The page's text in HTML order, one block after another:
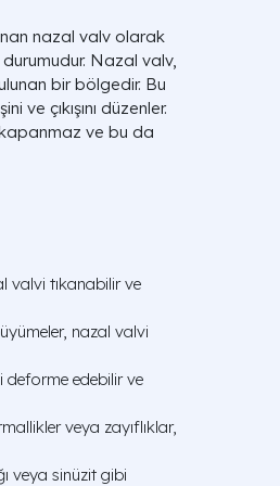
nazal valv olarak
Nazal valv,
bir bölgedir. Bu
ve çıkışını düzenler.
ve bu da
valvi tıkanabilir ve
nazal valvi
deforme edebilir ve
veya zayıflıklar,
veya sinüzit gibi